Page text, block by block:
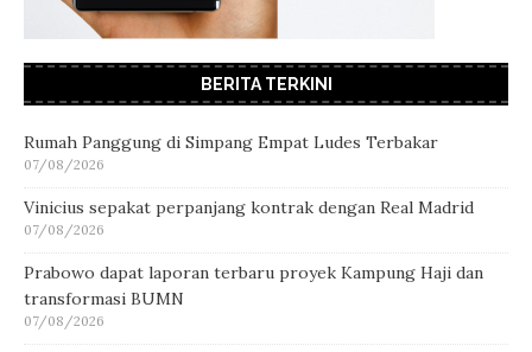
BERITA TERKINI
Rumah Panggung di Simpang Empat Ludes Terbakar
07/08/2026
Vinicius sepakat perpanjang kontrak dengan Real Madrid
07/08/2026
Prabowo dapat laporan terbaru proyek Kampung Haji dan
transformasi BUMN
07/08/2026